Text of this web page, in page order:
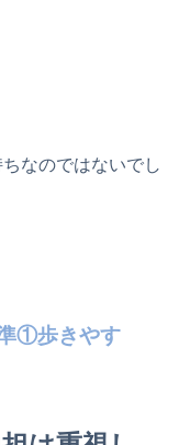
なのではないでし
①歩きやす